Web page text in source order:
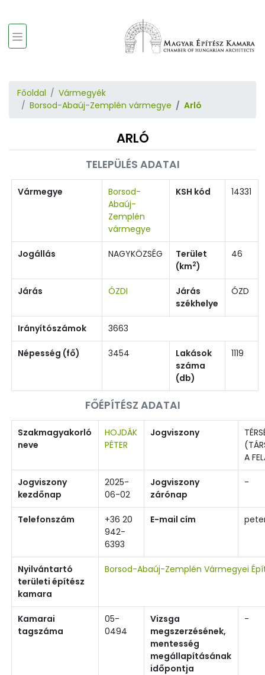
Főoldal
Vármegyék
Borsod-Abaúj-Zemplén vármegye
Arló
ARLÓ
TELEPÜLÉS ADATAI
Vármegye
Borsod-
Abaúj-
Zemplén
vármegye
KSH kód 14331
Jogállás NAGYKÖZSÉG
Terület
(km2)
46
Járás ÓZDI
Járás
székhelye
ÓZD
Irányítószámok 3663
Népesség (fő) 3454
Lakások
száma
(db)
1119
FŐÉPÍTÉSZ ADATAI
Szakmagyakorló
neve
HOJDÁK
PÉTER
Jogviszony
A
Jogviszony
kezdőnap
2025-
06-02
Jogviszony
zárónap
-
Telefonszám
+36 20
942-
6393
E-mail cím
Nyilvántartó
területi építész
kamara
Borsod-Abaúj-Zemplén Vármegyei
Kamarai
tagszáma
05-
0494
Vizsga
megszerzésének,
mentesség
megállapításának
időpontja
-